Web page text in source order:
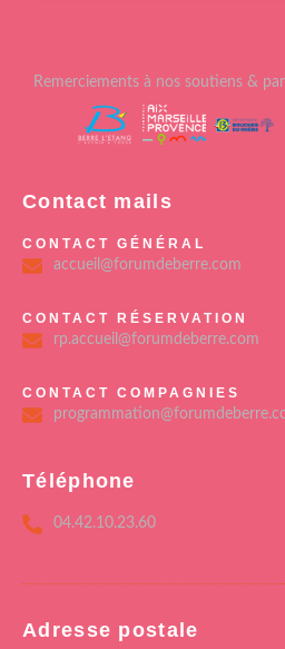
Remerciements à nos soutiens &
Contact mails
CONTACT GÉNÉRAL
accueil@forumdeberre.com
CONTACT RÉSERVATION
rp.accueil@forumdeberre.com
CONTACT COMPAGNIES
Téléphone
04.42.10.23.60
Adresse postale